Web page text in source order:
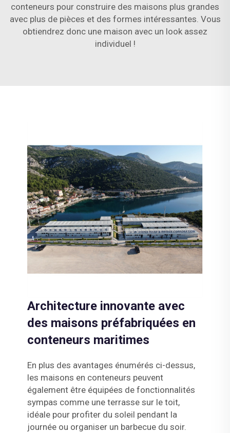
conteneurs pour construire des maisons plus grandes
avec plus de pièces et des formes intéressantes. Vous
obtiendrez donc une maison avec un look assez
individuel !
Architecture innovante avec
des maisons préfabriquées en
conteneurs maritimes
En plus des avantages énumérés ci-dessus,
les maisons en conteneurs peuvent
également être équipées de fonctionnalités
sympas comme une terrasse sur le toit,
idéale pour profiter du soleil pendant la
journée ou organiser un barbecue du soir.